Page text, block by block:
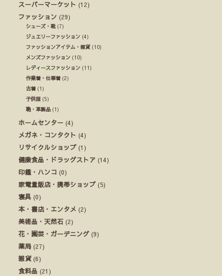
スーパーマーケット (12)
ファッション (29)
シューズ・靴(7)
ジュエリーファッション (4)
ファッションアイテム・雑貨 (10)
メンズファッション (10)
レディースファッション (11)
作業着・仕事着 (2)
古着 (1)
子供服 (5)
鞄・革製品 (1)
ホームセンター (4)
メガネ・コンタクト (4)
リサイクルショップ (1)
健康食品・ドラッグストア (14)
印鑑・ハンコ (0)
家電量販店・携帯ショップ (5)
寝具 (0)
本・書店・エンタメ (2)
美術品・天然石 (2)
花・園芸・ガーデニング (9)
薬局 (27)
雑貨(6)
食料品 (21)